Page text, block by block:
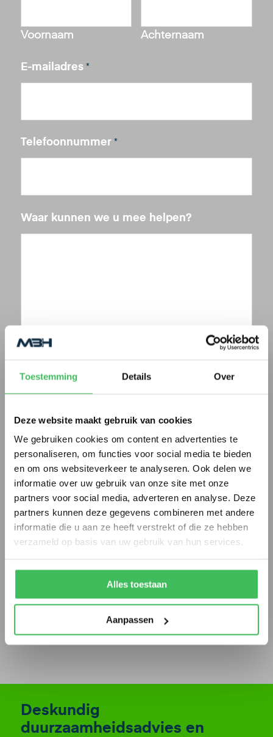
Toestemming Details Over
Deze website maakt gebruik van cookies
We gebruiken cookies om content en advertenties te
personaliseren, om functies voor social media te bieden
en om ons websiteverkeer te analyseren. Ook delen we
informatie over uw gebruik van onze site met onze
partners voor social media, adverteren en analyse. Deze
partners kunnen deze gegevens combineren met andere
informatie die u aan ze heeft verstrekt of die ze hebben
verzameld op basis van uw gebruik van hun services.
Alles toestaan
Aanpassen
Voornaam Achternaam
E-mailadres *
Telefoonnummer *
Waar kunnen we u mee helpen?
Voeg hier uw bijlagen toe (zoals
bouwtekeningen)
Sleep bestanden
bestanden
Verstuur uw aanvraag
Deskundig
duurzaamheidsadvies en